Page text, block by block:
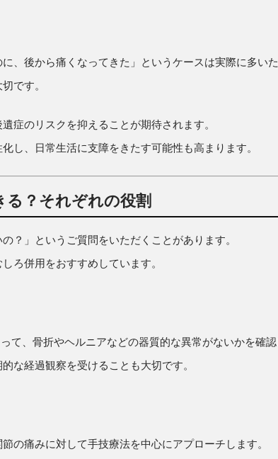
に、後から痛くなってきた」というケースは実際に多い
です。
症のリスクを抑えることが期待されます。
し、日常生活に支障をきたす可能性も高まります。
る？それぞれの役割
？」というご質問をいただくことがあります。
ろ併用をおすすめしています。
て、骨折やヘルニアなどの器質的な異常がないかを確認
な経過観察を受けることも大切です。
の痛みに対して手技療法を中心にアプローチします。